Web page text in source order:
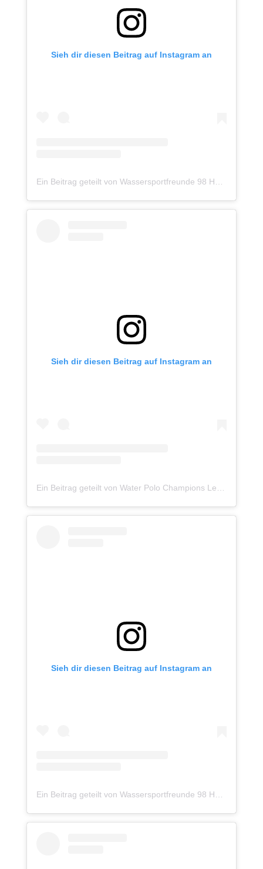
Sieh dir diesen Beitrag auf Instagram an
Sieh dir diesen Beitrag auf Instagram an
Ein Beitrag geteilt von Water Polo Champions League (@waterpolocl)
Sieh dir diesen Beitrag auf Instagram an
Ein Beitrag geteilt von Wassersportfreunde 98 Hannover (@waspo98hannover)